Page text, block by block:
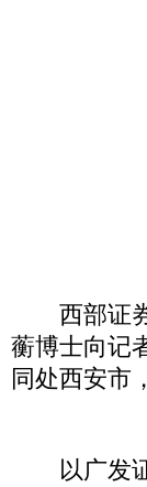
西部证券
蘅博士向记
同处西安市
以广发证